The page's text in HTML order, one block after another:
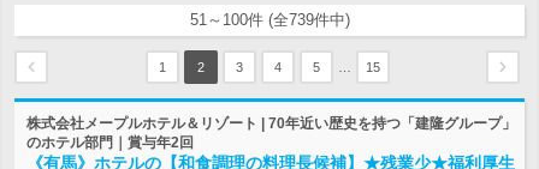
51～100件 (全739件中)
1 2 3 4 5 15
株式会社メープルホテル＆リゾート | 70年近い歴史を持つ「建隆グループ」
のホテル部門｜賞与年2回
《有馬》ホテルの【和食調理の料理長候補】★残業少★福利厚生